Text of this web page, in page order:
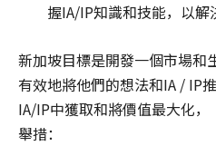
握IA/IP知識和技能，以解
新加坡目標是開發一個市場和
有效地將他們的想法和IA / IP
IA/IP中獲取和將價值最大化
舉措：